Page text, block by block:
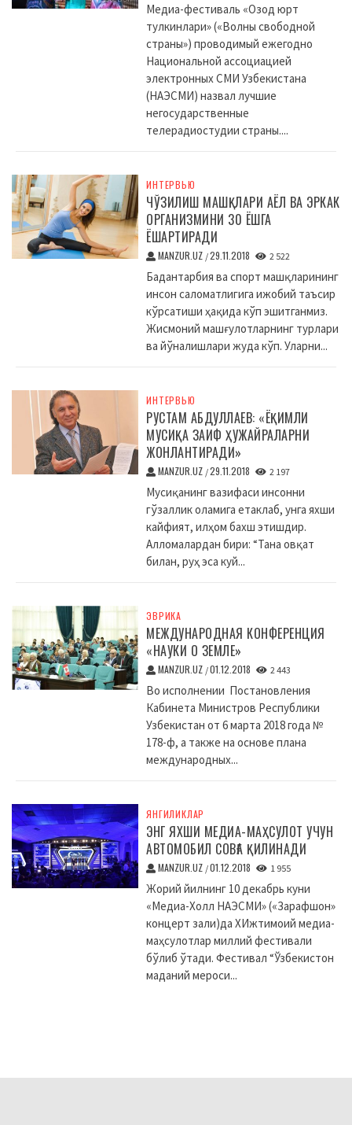
Медиа-фестиваль «Озод юрт
тулкинлари» («Волны свободной
страны») проводимый ежегодно
Национальной ассоциацией
электронных СМИ Узбекистана
(НАЭСМИ) назвал лучшие
негосударственные
телерадиостудии страны....
ИНТЕРВЬЮ
ЧЎЗИЛИШ МАШҚЛАРИ АЁЛ ВА ЭРКАК
ОРГАНИЗМИНИ 30 ЁШГА
ЁШАРТИРАДИ
MANZUR.UZ /29.11.2018 2 522
Бадантарбия ва спорт машқларининг
инсон саломатлигига ижобий таъсир
кўрсатиши ҳақида кўп эшитганмиз.
Жисмоний машғулотларнинг турлари
ва йўналишлари жуда кўп. Уларни...
ИНТЕРВЬЮ
РУСТАМ АБДУЛЛАЕВ: «ЁҚИМЛИ
МУСИҚА ЗАИФ ҲУЖАЙРАЛАРНИ
ЖОНЛАНТИРАДИ»
MANZUR.UZ /29.11.2018 2 197
Мусиқанинг вазифаси инсонни
гўзаллик оламига етаклаб, унга яхши
кайфият, илҳом бахш этишдир.
Алломалардан бири: “Тана овқат
билан, руҳ эса куй...
ЭВРИКА
МЕЖДУНАРОДНАЯ КОНФЕРЕНЦИЯ
«НАУКИ О ЗЕМЛЕ»
MANZUR.UZ /01.12.2018 2 443
Во исполнении Постановления
Кабинета Министров Республики
Узбекистан от 6 марта 2018 года №
178-ф, а также на основе плана
международных...
ЯНГИЛИКЛАР
ЭНГ ЯХШИ МЕДИА-МАҲСУЛОТ УЧУН
АВТОМОБИЛ СОВҒА ҚИЛИНАДИ
MANZUR.UZ /01.12.2018 1 955
Жорий йилнинг 10 декабрь куни
«Медиа-Холл НАЭСМИ» («Зарафшон»
концерт зали)да XИжтимоий медиа-
маҳсулотлар миллий фестивали
бўлиб ўтади. Фестивал “Ўзбекистон
маданий мероси...